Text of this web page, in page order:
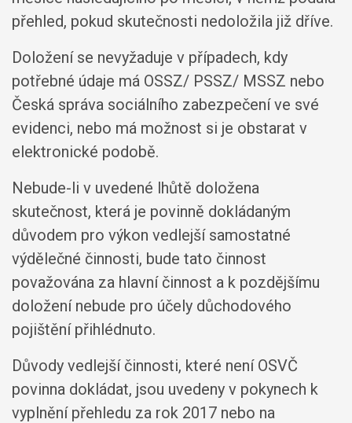
přehled, pokud skutečnosti nedoložila již dříve.
Doložení se nevyžaduje v případech, kdy
potřebné údaje má OSSZ/ PSSZ/ MSSZ nebo
Česká správa sociálního zabezpečení ve své
evidenci, nebo má možnost si je obstarat v
elektronické podobě.
Nebude-li v uvedené lhůtě doložena
skutečnost, která je povinně dokládaným
důvodem pro výkon vedlejší samostatné
výdělečné činnosti, bude tato činnost
považována za hlavní činnost a k pozdějšímu
doložení nebude pro účely důchodového
pojištění přihlédnuto.
Důvody vedlejší činnosti, které není OSVČ
povinna dokládat, jsou uvedeny v pokynech k
vyplnění přehledu za rok 2017 nebo na